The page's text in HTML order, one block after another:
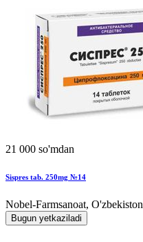
21 000 so'mdan
Sispres tab. 250mg №14
Nobel-Farmsanoat, O'zbekiston
Bugun yetkaziladi